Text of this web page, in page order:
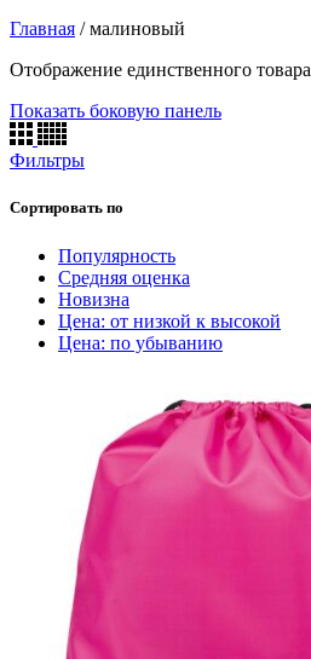
Главная /малиновый
Отображение единственного товара
Показать боковую панель
Фильтры
Сортировать по
Популярность
Средняя оценка
Новизна
Цена: от низкой к высокой
Цена: по убыванию